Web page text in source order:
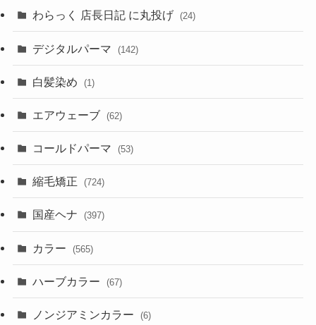
わらっく 店長日記 に丸投げ (24)
デジタルパーマ (142)
白髪染め (1)
エアウェーブ (62)
コールドパーマ (53)
縮毛矯正 (724)
国産ヘナ (397)
カラー (565)
ハーブカラー (67)
ノンジアミンカラー (6)